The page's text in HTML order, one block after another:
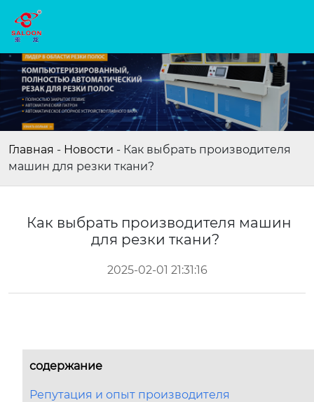
Главная - Новости - Как выбрать производителя
машин для резки ткани?
Как выбрать производителя машин
для резки ткани?
2025-02-01 21:31:16
содержание
Репутация и опыт производителя